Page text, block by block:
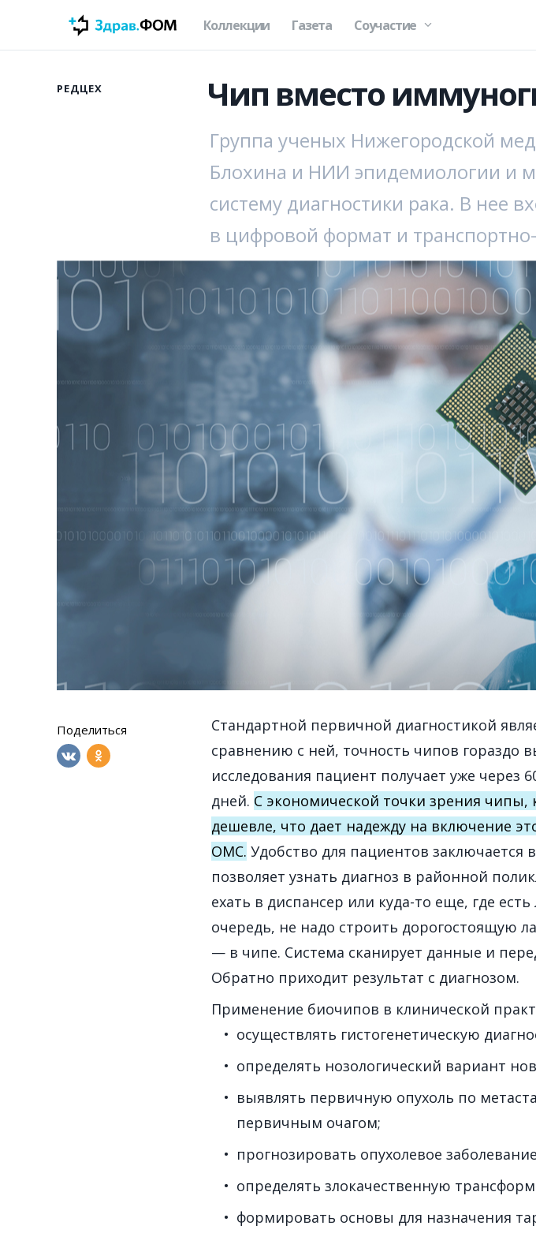
Коллекции Газета Соучастие
РЕДЦЕХ Чип вместо
Группа ученых Нижегородской
Блохина и НИИ эпидемиологии и
систему диагностики рака. В нее
в цифровой формат и
Поделиться
Стандартной первичной диагностикой
сравнению с ней, точность чипов гораздо
исследования пациент получает уже через
дней. С экономической точки зрения чипы,
дешевле, что дает надежду на включение
ОМС. Удобство для пациентов заключается
позволяет узнать диагноз в районной
ехать в диспансер или куда-то еще, где
очередь, не надо строить дорогостоящую
— в чипе. Система сканирует данные и
Обратно приходит результат с диагнозом.
Применение биочипов в клинической
осуществлять гистогенетическую
определять нозологический вариант
выявлять первичную опухоль по
первичным очагом;
прогнозировать опухолевое
определять злокачественную
формировать основы для назначения